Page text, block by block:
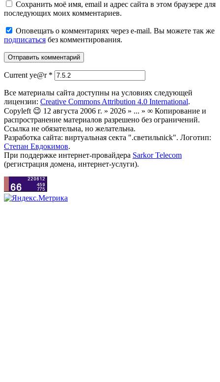
Сохранить моё имя, email и адрес сайта в этом браузере для
последующих моих комментариев.
Оповещать о комментариях через e-mail. Вы можете так же
подписаться без комментирования.
Current ye@r *
Все материалы сайта доступны на условиях следующей
лицензии: Creative Commons Attribution 4.0 International.
Copyleft 😉 12 августа 2006 г. » 2026 » ... » ∞ Копирование и
распространение материалов разрешено без ограничений.
Ссылка не обязательна, но желательна.
Разработка сайта: виртуальная секта ".светильnick". Логотип:
Степан Евдокимов.
При поддержке интернет-провайдера Sarkor Telecom
(регистрация домена, интернет-услуги).